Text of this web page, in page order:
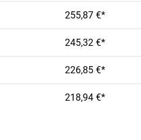
255,87 €*
245,32 €*
226,85 €*
218,94 €*